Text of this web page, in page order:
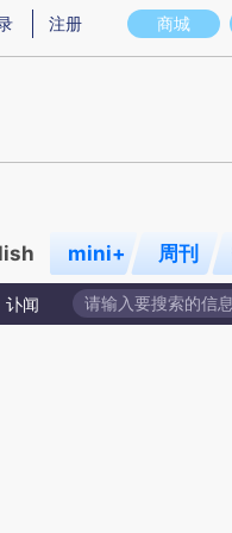
图存在偏差。不代表财新观点
商城
注册
mini+ 周刊
讣闻